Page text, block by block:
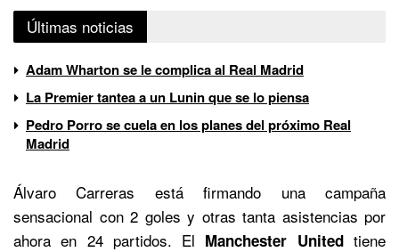
Últimas noticias
Adam Wharton se le complica al Real Madrid
La Premier tantea a un Lunin que se lo piensa
Pedro Porro se cuela en los planes del próximo Real
Madrid
Álvaro Carreras está firmando una campaña
sensacional con 2 goles y otras tanta asistencias por
ahora en 24 partidos. El Manchester Unitedtiene